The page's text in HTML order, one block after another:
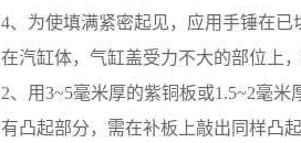
4、为使填满紧密起见，应用手锤在已
在汽缸体，气缸盖受力不大的部位上
2、用3~5毫米厚的紫铜板或1.5~2毫米
有凸起部分，需在补板上敲出同样凸